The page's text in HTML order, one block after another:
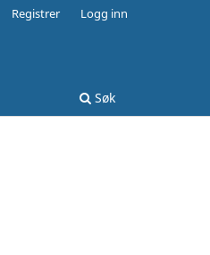
Søk
Registrer Logg inn